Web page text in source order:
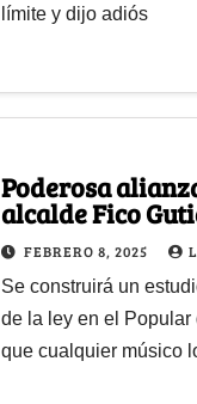
límite y dijo adiós
Poderosa
alcalde Fico
talento joven en
FEBRERO 8, 2025
Se construirá un
de la ley en el
que cualquier músico